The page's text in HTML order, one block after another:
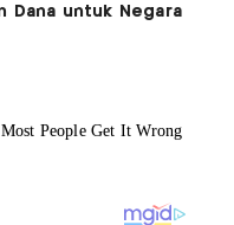
Dana untuk Negara